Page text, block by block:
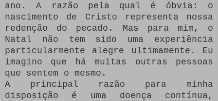
ano.
A razão pela qual é óbvia: o
nascimento de Cristo representa nossa
redenção do pecado.
Mas para mim, o
Natal não tem sido uma experiência
particularmente alegre ultimamente.
Eu
imagino que há muitas outras pessoas
que sentem o mesmo.
A principal razão para minha
disposição é uma doença contínua,